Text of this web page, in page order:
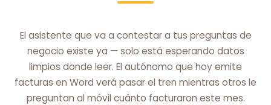
El asistente que va a contestar a tus preguntas de
negocio existe ya — solo está esperando datos
limpios donde leer. El autónomo que hoy emite
facturas en Word verá pasar el tren mientras otros le
preguntan al móvil cuánto facturaron este mes.